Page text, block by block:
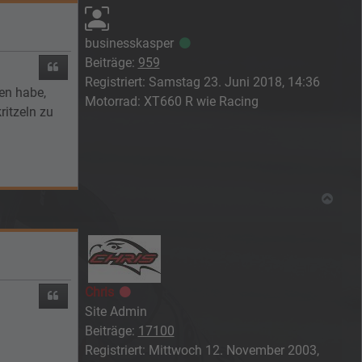
businesskasper Online
Beiträge: 959
Registriert: Samstag 23. Juni 2018, 14:36
Motorrad: XT660 R wie Racing
Zitieren
habe,
zu
Chris Offline
Site Admin
Beiträge: 17100
Registriert: Mittwoch 12. November 2003,
Zitieren